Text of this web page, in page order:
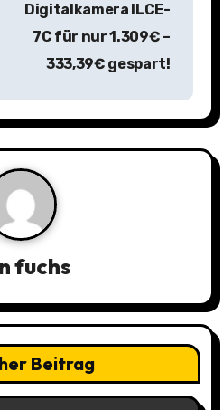
Digitalkamera ILCE-
7C für nur 1.309€ –
333,39€ gespart!
fuchs
Beitrag